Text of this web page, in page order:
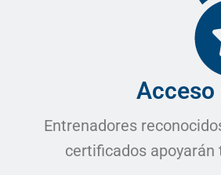
Acceso
Entrenadores
certificados